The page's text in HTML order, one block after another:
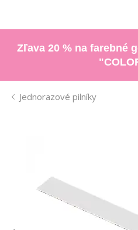
Zľava 20 % na farebné
Jednorazové pilníky